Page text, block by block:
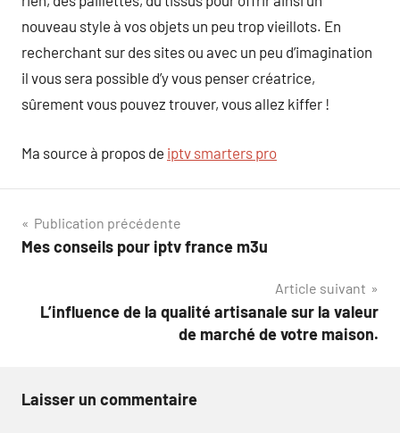
nouveau style à vos objets un peu trop vieillots. En
recherchant sur des sites ou avec un peu d’imagination
il vous sera possible d’y vous penser créatrice,
sûrement vous pouvez trouver, vous allez kiffer !
Ma source à propos de iptv smarters pro
Navigation
de
Publication précédente
Mes conseils pour iptv france m3u
Article suivant
L’influence de la qualité artisanale sur la valeur
de marché de votre maison.
Laisser un commentaire